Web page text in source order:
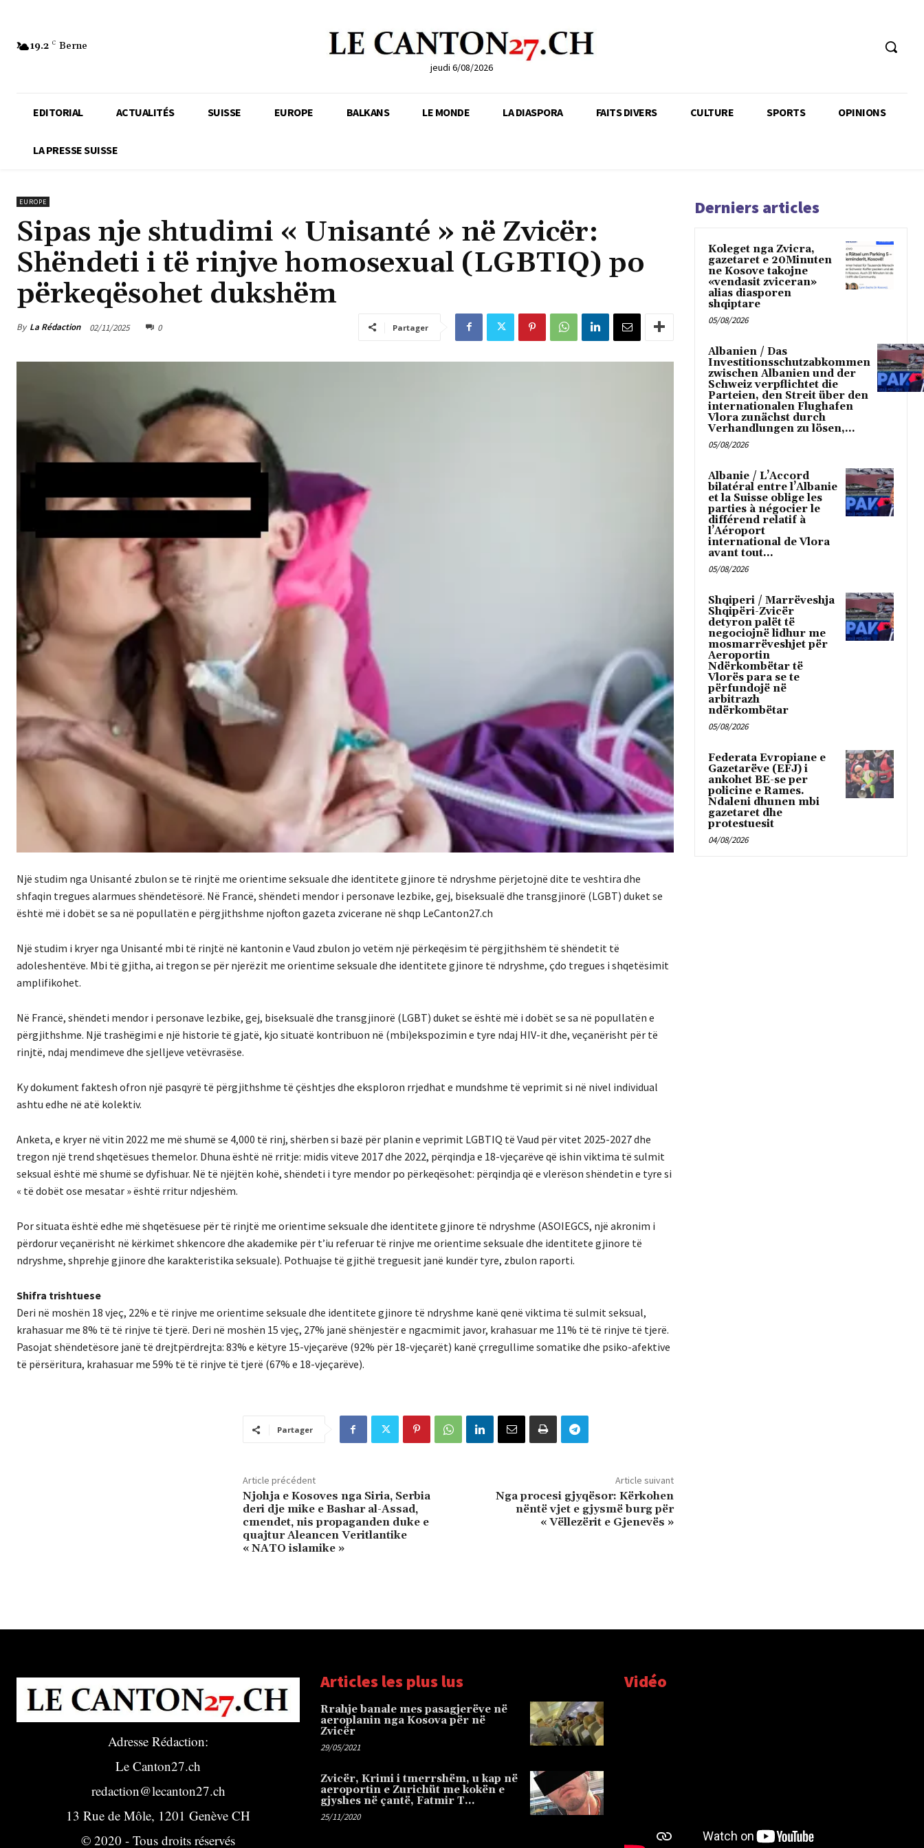
19.2 C Berne
jeudi 6/08/2026
EDITORIAL ACTUALITÉS SUISSE EUROPE BALKANS LE MONDE LA DIASPORA FAITS DIVERS CULTURE SPORTS OPINIONS
LA PRESSE SUISSE
EUROPE
Sipas nje shtudimi « Unisanté » në Zvicër:
Shëndeti i të rinjve homosexual (LGBTIQ) po
përkeqësohet dukshëm
By La Rédaction 02/11/2025 0 Partager
Një studim nga Unisanté zbulon se të rinjtë me orientime seksuale dhe identitete gjinore të ndryshme përjetojnë dite te veshtira dhe
shfaqin tregues alarmues shëndetësorë. Në Francë, shëndeti mendor i personave lezbike, gej, biseksualë dhe transgjinorë (LGBT) duket se
është më i dobët se sa në popullatën e përgjithshme njofton gazeta zvicerane në shqp LeCanton27.ch
Një studim i kryer nga Unisanté mbi të rinjtë në kantonin e Vaud zbulon jo vetëm një përkeqësim të përgjithshëm të shëndetit të
adoleshentëve. Mbi të gjitha, ai tregon se për njerëzit me orientime seksuale dhe identitete gjinore të ndryshme, çdo tregues i shqetësimit
amplifikohet.
Në Francë, shëndeti mendor i personave lezbike, gej, biseksualë dhe transgjinorë (LGBT) duket se është më i dobët se sa në popullatën e
përgjithshme. Një trashëgimi e një historie të gjatë, kjo situatë kontribuon në (mbi)ekspozimin e tyre ndaj HIV-it dhe, veçanërisht për të
rinjtë, ndaj mendimeve dhe sjelljeve vetëvrasëse.
Ky dokument faktesh ofron një pasqyrë të përgjithshme të çështjes dhe eksploron rrjedhat e mundshme të veprimit si në nivel individual
ashtu edhe në atë kolektiv.
Anketa, e kryer në vitin 2022 me më shumë se 4,000 të rinj, shërben si bazë për planin e veprimit LGBTIQ të Vaud për vitet 2025-2027 dhe
tregon një trend shqetësues themelor. Dhuna është në rritje: midis viteve 2017 dhe 2022, përqindja e 18-vjeçarëve që ishin viktima të sulmit
seksual është më shumë se dyfishuar. Në të njëjtën kohë, shëndeti i tyre mendor po përkeqësohet: përqindja që e vlerëson shëndetin e tyre si
« të dobët ose mesatar » është rritur ndjeshëm.
Por situata është edhe më shqetësuese për të rinjtë me orientime seksuale dhe identitete gjinore të ndryshme (ASOIEGCS, një akronim i
përdorur veçanërisht në kërkimet shkencore dhe akademike për t’iu referuar të rinjve me orientime seksuale dhe identitete gjinore të
ndryshme, shprehje gjinore dhe karakteristika seksuale). Pothuajse të gjithë treguesit janë kundër tyre, zbulon raporti.
Shifra trishtuese
Deri në moshën 18 vjeç, 22% e të rinjve me orientime seksuale dhe identitete gjinore të ndryshme kanë qenë viktima të sulmit seksual,
krahasuar me 8% të të rinjve të tjerë. Deri në moshën 15 vjeç, 27% janë shënjestër e ngacmimit javor, krahasuar me 11% të të rinjve të tjerë.
Pasojat shëndetësore janë të drejtpërdrejta: 83% e këtyre 15-vjeçarëve (92% për 18-vjeçarët) kanë çrregullime somatike dhe psiko-afektive
të përsëritura, krahasuar me 59% të të rinjve të tjerë (67% e 18-vjeçarëve).
Partager
Article précédent
Njohja e Kosoves nga Siria, Serbia
deri dje mike e Bashar al-Assad,
cmendet, nis propaganden duke e
quajtur Aleancen Veritlantike
« NATO islamike »
Article suivant
Nga procesi gjyqësor: Kërkohen
nëntë vjet e gjysmë burg për
« Vëllezërit e Gjenevës »
Derniers articles
Koleget nga Zvicra,
gazetaret e 20Minuten
ne Kosove takojne
«vendasit zviceran»
alias diasporen
shqiptare
05/08/2026
Albanien / Das
Investitionsschutzabkommen
zwischen Albanien und der
Schweiz verpflichtet die
Parteien, den Streit über den
internationalen Flughafen
Vlora zunächst durch
Verhandlungen zu lösen,...
05/08/2026
Albanie / L’Accord
bilatéral entre l’Albanie
et la Suisse oblige les
parties à négocier le
différend relatif à
l’Aéroport
international de Vlora
avant tout...
05/08/2026
Shqiperi / Marrëveshja
Shqipëri-Zvicër
detyron palët të
negociojnë lidhur me
mosmarrëveshjet për
Aeroportin
Ndërkombëtar të
Vlorës para se te
përfundojë në
arbitrazh
ndërkombëtar
05/08/2026
Federata Evropiane e
Gazetarëve (EFJ) i
ankohet BE-se per
policine e Rames.
Ndaleni dhunen mbi
gazetaret dhe
protestuesit
04/08/2026
Adresse Rédaction:
Le Canton27.ch
redaction@lecanton27.ch
13 Rue de Môle, 1201 Genève CH
© 2020 - Tous droits réservés
Articles les plus lus
Rrahje banale mes pasagjerëve në
aeroplanin nga Kosova për në
Zvicër
29/05/2021
Zvicër, Krimi i tmerrshëm, u kap në
aeroportin e Zurichüt me kokën e
gjyshes në çantë, Fatmir T…
25/11/2020
Vidéo